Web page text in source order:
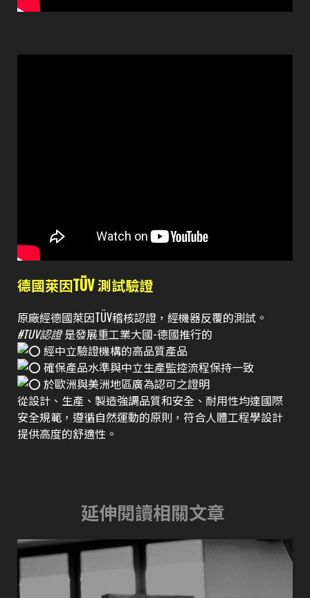
德國萊因TÜV 測試驗證
原廠經德國萊因TÜV稽核認證，經機器反覆的測試。
#TUV認證是發展重工業大國-德國推行的
經中立驗證機構的高品質產品
確保產品水準與中立生產監控流程保持一致
於歐洲與美洲地區廣為認可之證明
從設計、生產、製造強調品質和安全、耐用性均達國際
安全規範，遵循自然運動的原則，符合人體工程學設計
提供高度的舒適性。
延伸閱讀相關文章